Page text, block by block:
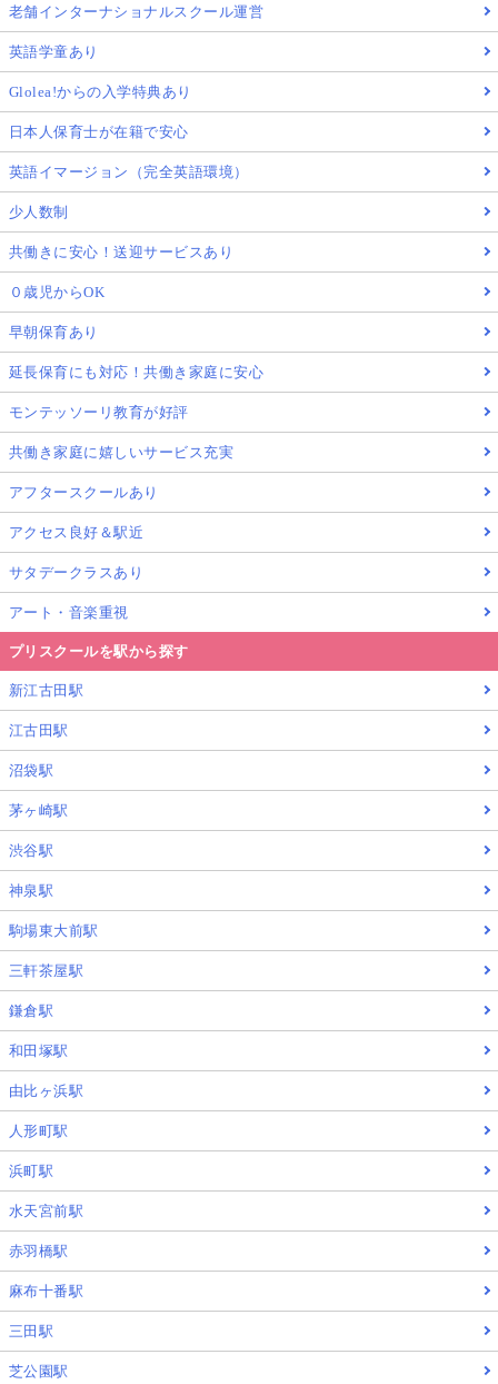
老舗インターナショナルスクール運営
英語学童あり
Glolea!からの入学特典あり
日本人保育士が在籍で安心
英語イマージョン（完全英語環境）
少人数制
共働きに安心！送迎サービスあり
０歳児からOK
早朝保育あり
延長保育にも対応！共働き家庭に安心
モンテッソーリ教育が好評
共働き家庭に嬉しいサービス充実
アフタースクールあり
アクセス良好＆駅近
サタデークラスあり
アート・音楽重視
プリスクールを駅から探す
新江古田駅
江古田駅
沼袋駅
茅ヶ崎駅
渋谷駅
神泉駅
駒場東大前駅
三軒茶屋駅
鎌倉駅
和田塚駅
由比ヶ浜駅
人形町駅
浜町駅
水天宮前駅
赤羽橋駅
麻布十番駅
三田駅
芝公園駅